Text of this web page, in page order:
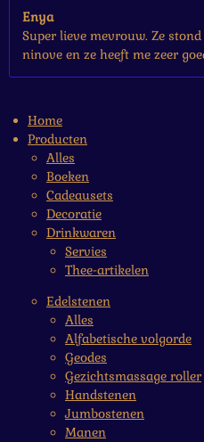
Enya
Super lieve mevrouw. Ze
ninove en ze heeft me zeer
Home
Producten
Alles
Boeken
Cadeausets
Decoratie
Drinkwaren
Servies
Thee-artikelen
Edelstenen
Alles
Alfabetische volgorde
Geodes
Gezichtsmassage roller
Handstenen
Jumbostenen
Manen